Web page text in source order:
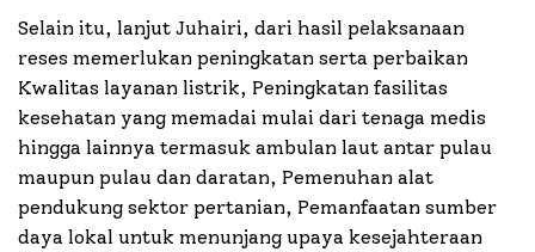
Selain itu, lanjut Juhairi, dari hasil pelaksanaan
reses memerlukan peningkatan serta perbaikan
Kwalitas layanan listrik, Peningkatan fasilitas
kesehatan yang memadai mulai dari tenaga medis
hingga lainnya termasuk ambulan laut antar pulau
maupun pulau dan daratan, Pemenuhan alat
pendukung sektor pertanian, Pemanfaatan sumber
daya lokal untuk menunjang upaya kesejahteraan